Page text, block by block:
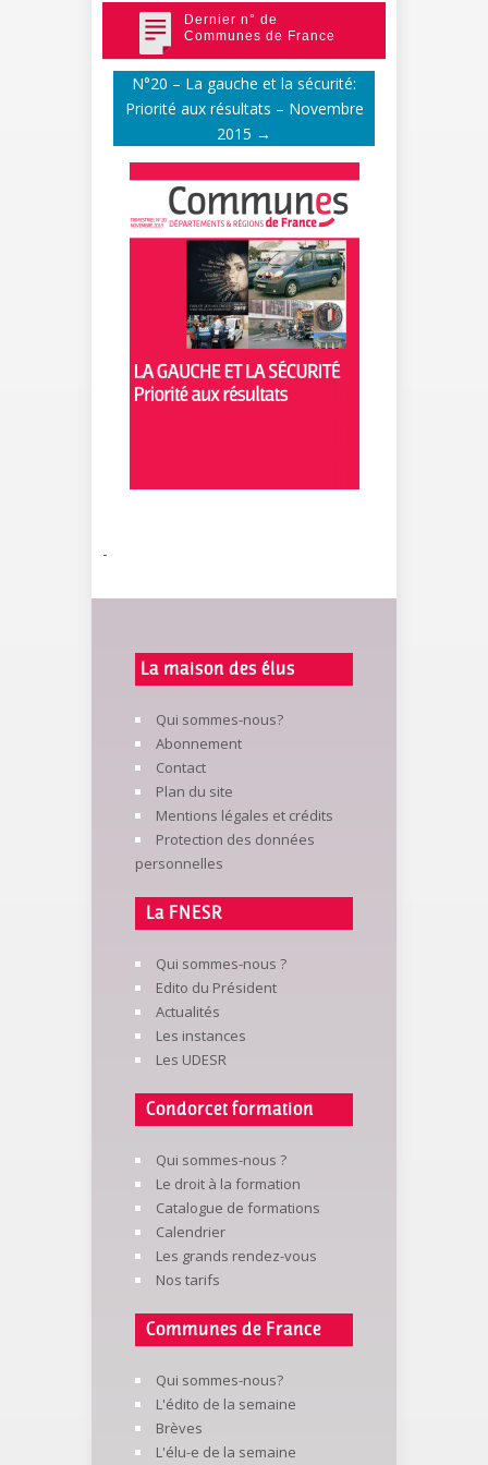
Dernier n° de
Communes de France
N°20 – La gauche et la sécurité:
Priorité aux résultats – Novembre
2015 →
-
La maison des élus
Qui sommes-nous?
Abonnement
Contact
Plan du site
Mentions légales et crédits
Protection des données
personnelles
La FNESR
Qui sommes-nous ?
Edito du Président
Actualités
Les instances
Les UDESR
Condorcet formation
Qui sommes-nous ?
Le droit à la formation
Catalogue de formations
Calendrier
Les grands rendez-vous
Nos tarifs
Communes de France
Qui sommes-nous?
L'édito de la semaine
Brèves
L'élu-e de la semaine